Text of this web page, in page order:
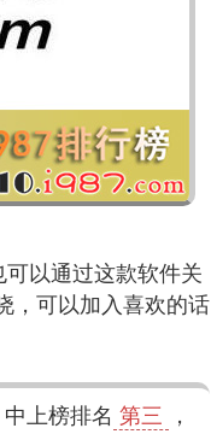
以通过这款软件关
，可以加入喜欢的话
上榜排名 第三
，